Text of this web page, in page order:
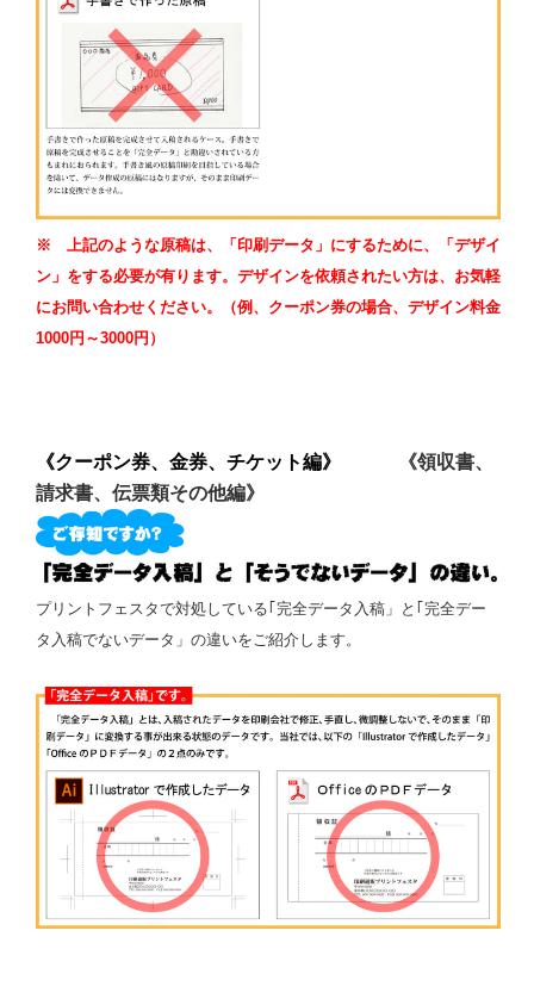
※ 上記のような原稿は、「印刷データ」にするために、「デザイ
ン」をする必要が有ります。デザインを依頼されたい方は、お気軽
にお問い合わせください。（例、クーポン券の場合、デザイン料金
1000円～3000円）
《クーポン券、金券、チケット編》
《領収書、
請求書、伝票類その他編》
プリントフェスタで対処している｢完全データ入稿」と｢完全デー
タ入稿でないデータ」の違いをご紹介します。